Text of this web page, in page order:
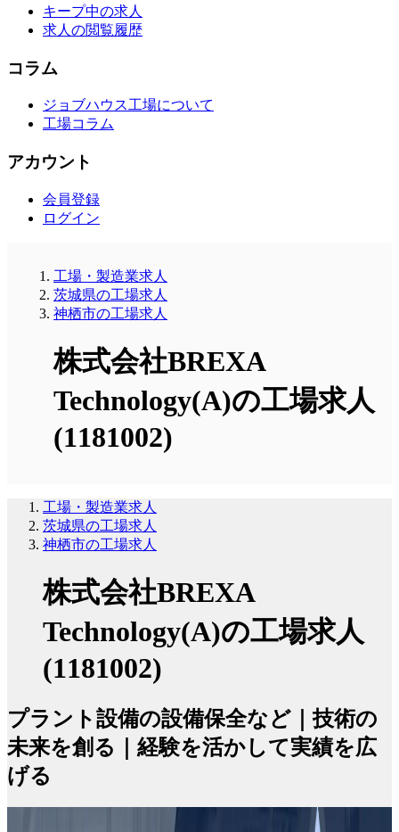
キープ中の求人
求人の閲覧履歴
コラム
ジョブハウス工場について
工場コラム
アカウント
会員登録
ログイン
工場・製造業求人
茨城県の工場求人
神栖市の工場求人
株式会社BREXA
Technology(A)の工場求人
(1181002)
工場・製造業求人
茨城県の工場求人
神栖市の工場求人
株式会社BREXA
Technology(A)の工場求人
(1181002)
プラント設備の設備保全など｜技術の
未来を創る｜経験を活かして実績を広
げる